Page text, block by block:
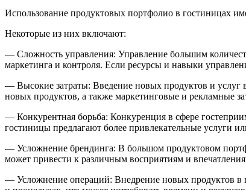
Использование продуктовых портфолио в гостиницах
Некоторые из них включают:
— Сложность управления: Управление большим
маркетинга и контроля. Если ресурсы и навыки
— Высокие затраты: Введение новых продуктов и услуг
новых продуктов, а также маркетинговые и рекламные
— Конкурентная борьба: Конкуренция в сфере
гостиницы предлагают более привлекательные услуги
— Усложнение брендинга: В большом продуктовом
может привести к различным восприятиям и
— Усложнение операций: Внедрение новых продуктов в